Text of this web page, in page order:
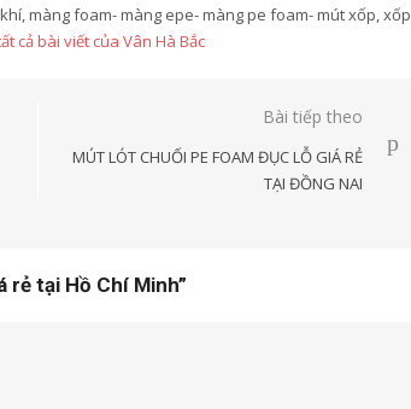
màng foam- màng epe- màng pe foam- mút xốp, xốp
cả bài viết của Vân Hà Bắc
Bài tiếp theo
MÚT LÓT CHUỐI PE FOAM ĐỤC LỖ GIÁ RẺ
TẠI ĐỒNG NAI
rẻ tại Hồ Chí Minh”